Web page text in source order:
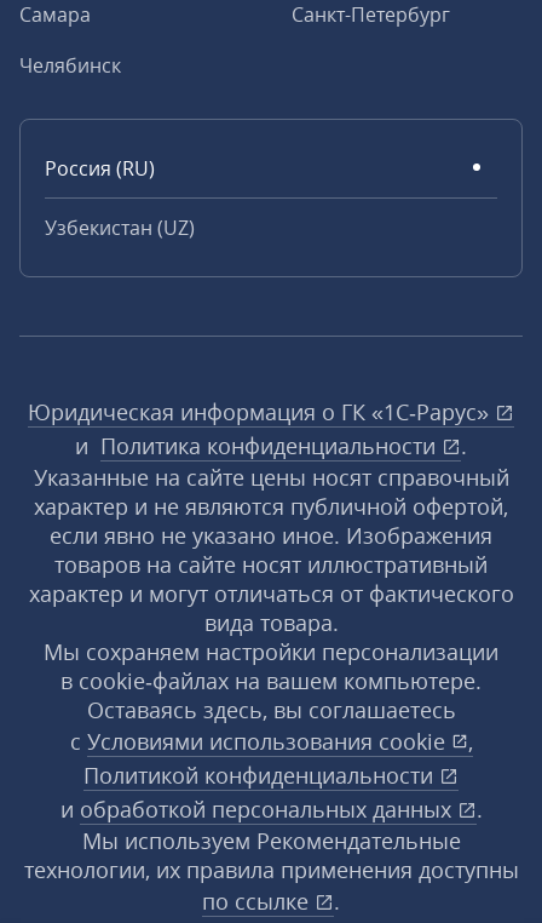
Самара
Санкт-Петербург
Челябинск
Россия (RU)
Узбекистан (UZ)
Юридическая информация о ГК «1С‑Рарус»
и Политика конфиденциальности
.
Указанные на сайте цены носят справочный
характер и не являются публичной офертой,
если явно не указано иное. Изображения
товаров на сайте носят иллюстративный
характер и могут отличаться от фактического
вида товара.
Мы сохраняем настройки персонализации
в cookie‑файлах на вашем компьютере.
Оставаясь здесь, вы соглашаетесь
с Условиями использования cookie
,
Политикой конфиденциальности
и обработкой персональных данных
.
Мы используем Рекомендательные
технологии, их правила применения доступны
по ссылке
.